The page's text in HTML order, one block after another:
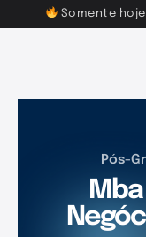
Somente
Pós-